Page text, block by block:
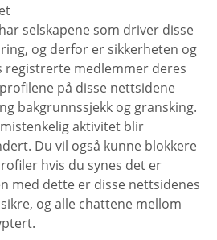
selskapene som driver disse
og derfor er sikkerheten og
registrerte medlemmer deres
på disse nettsidene
bakgrunnssjekk og gransking.
aktivitet blir
Du vil også kunne blokkere
hvis du synes det er
med dette er disse nettsidenes
og alle chattene mellom